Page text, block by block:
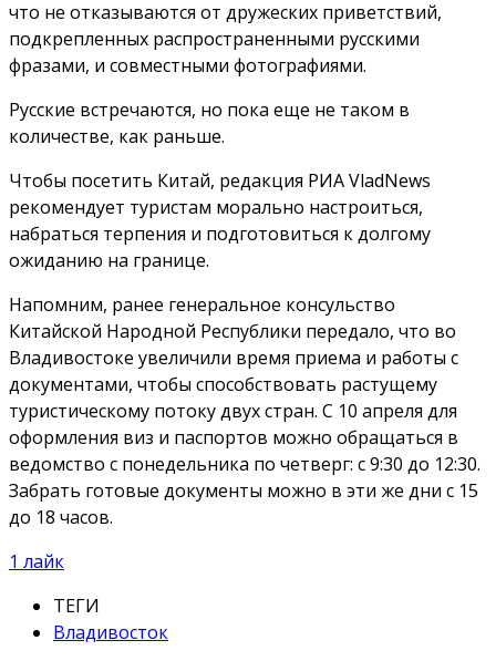
что не отказываются от дружеских приветствий,
подкрепленных распространенными русскими
фразами, и совместными фотографиями.
Русские встречаются, но пока еще не таком в
количестве, как раньше.
Чтобы посетить Китай, редакция РИА VladNews
рекомендует туристам морально настроиться,
набраться терпения и подготовиться к долгому
ожиданию на границе.
Напомним, ранее генеральное консульство
Китайской Народной Республики передало, что во
Владивостоке увеличили время приема и работы с
документами, чтобы способствовать растущему
туристическому потоку двух стран. С 10 апреля для
оформления виз и паспортов можно обращаться в
ведомство с понедельника по четверг: с 9:30 до 12:30.
Забрать готовые документы можно в эти же дни с 15
до 18 часов.
1 лайк
ТЕГИ
Владивосток